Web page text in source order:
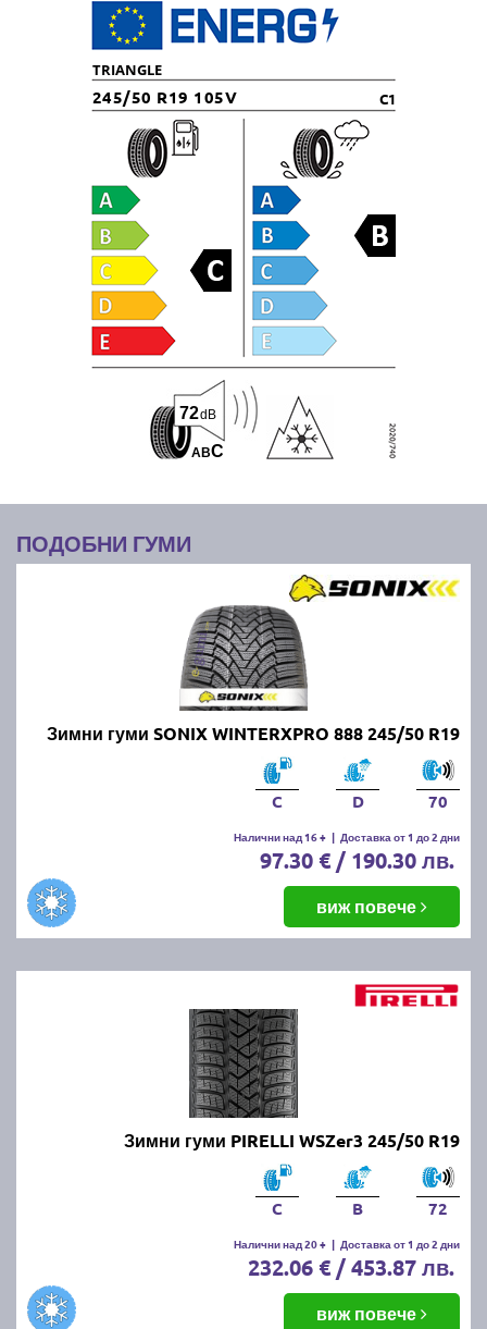
TRIANGLE
245/50 R19 105V C1
ABC
72dB
ПОДОБНИ ГУМИ
Зимни гуми SONIX WINTERXPRO 888 245/50 R19
C D 70
Налични над 16 + | Доставка от 1 до 2 дни
97.30 € / 190.30 лв.
виж повече
Зимни гуми PIRELLI WSZer3 245/50 R19
C B 72
Налични над 20 + | Доставка от 1 до 2 дни
232.06 € / 453.87 лв.
виж повече